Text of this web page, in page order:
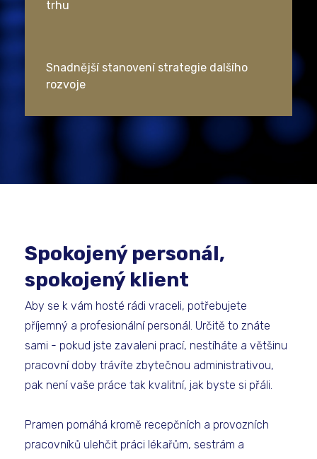
trhu
Snadnější stanovení strategie dalšího
rozvoje
Spokojený personál,
spokojený klient
Aby se k vám hosté rádi vraceli, potřebujete
příjemný a profesionální personál. Určitě to znáte
sami - pokud jste zavaleni prací, nestíháte a většinu
pracovní doby trávíte zbytečnou administrativou,
pak není vaše práce tak kvalitní, jak byste si přáli.
Pramen pomáhá kromě recepčních a provozních
pracovníků ulehčit práci lékařům, sestrám a